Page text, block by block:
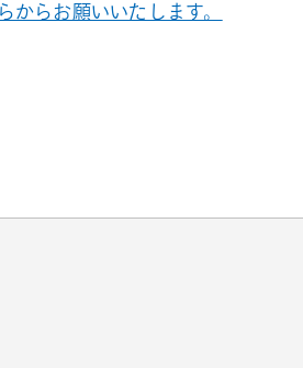
からお願いいたします。